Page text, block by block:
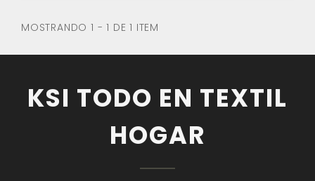
MOSTRANDO 1 - 1 DE 1 ITEM
KSI TODO EN TEXTIL
HOGAR